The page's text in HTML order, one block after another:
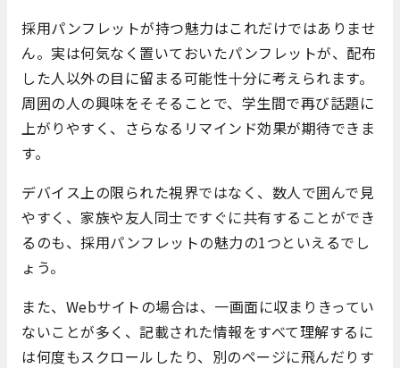
採用パンフレットが持つ魅力はこれだけではありませ
ん。実は何気なく置いておいたパンフレットが、配布
した人以外の目に留まる可能性十分に考えられます。
周囲の人の興味をそそることで、学生間で再び話題に
上がりやすく、さらなるリマインド効果が期待できま
す。
デバイス上の限られた視界ではなく、数人で囲んで見
やすく、家族や友人同士ですぐに共有することができ
るのも、採用パンフレットの魅力の1つといえるでし
ょう。
また、Webサイトの場合は、一画面に収まりきってい
ないことが多く、記載された情報をすべて理解するに
は何度もスクロールしたり、別のページに飛んだりす